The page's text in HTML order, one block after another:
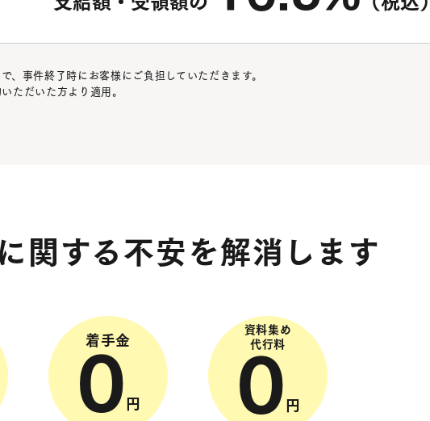
事件終了時にお客様にご負担していただきます。
ただいた方より適用。
関する 不安を解消します
着手金
0 円
資料集め
代行料
0 円